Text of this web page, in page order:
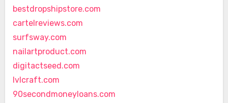
bestdropshipstore.com
cartelreviews.com
surfsway.com
nailartproduct.com
digitactseed.com
lvlcraft.com
90secondmoneyloans.com